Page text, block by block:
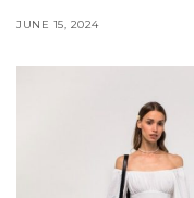
JUNE 15, 2024